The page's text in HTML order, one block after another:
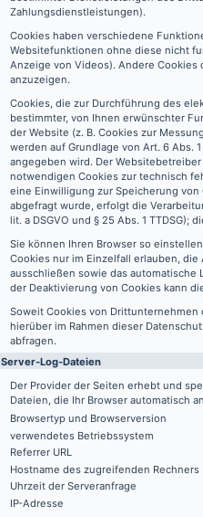
Zahlungsdienstleistungen).
Cookies haben verschiedene
Websitefunktionen ohne diese nicht
Anzeige von Videos). Andere
anzuzeigen.
Cookies, die zur Durchführung des
bestimmter, von Ihnen erwünschter
der Website (z. B. Cookies zur
werden auf Grundlage von Art. 6 Abs.
angegeben wird. Der
notwendigen Cookies zur technisch
eine Einwilligung zur Speicherung
abgefragt wurde, erfolgt die
lit. a DSGVO und § 25 Abs. 1
Sie können Ihren Browser so
Cookies nur im Einzelfall erlauben,
ausschließen sowie das automatische
der Deaktivierung von Cookies kann
Soweit Cookies von
hierüber im Rahmen dieser
abfragen.
Server-Log-Dateien
Der Provider der Seiten erhebt und
Dateien, die Ihr Browser automatisch
Browsertyp und Browserversion
verwendetes Betriebssystem
Referrer URL
Hostname des zugreifenden Rechners
Uhrzeit der Serveranfrage
IP-Adresse